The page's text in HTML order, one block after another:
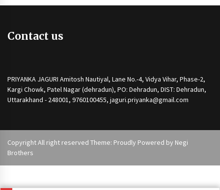
Contact us
PRIYANKA JAGURI Amitosh Nautiyal, Lane No.-4, Vidya Vihar, Phase-2,
Kargi Chowk, Patel Nagar (dehradun), PO: Dehradun, DIST: Dehradun,
Uttarakhand - 248001, 9760100455, jaguri.priyanka@gmail.com
Copyright All right reserved Theme: Proudly Powered by Negi
Brothers